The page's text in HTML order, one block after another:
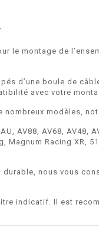
le montage de
d’une boule de
avec votre
modèles,
AV88, AV68, AV48,
Magnum Racing XR,
nous vous
indicatif. Il est